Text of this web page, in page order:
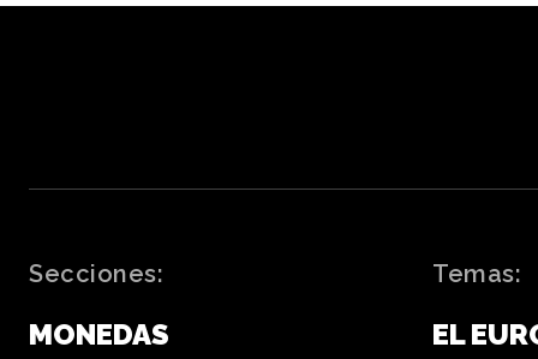
Secciones:
MONEDAS
Temas:
EL